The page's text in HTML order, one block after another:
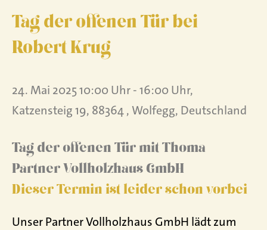
Tag der offenen Tür bei
Robert Krug
24. Mai 2025 10:00 Uhr - 16:00 Uhr,
Katzensteig 19, 88364 , Wolfegg, Deutschland
Tag der offenen Tür mit Thoma
Partner Vollholzhaus GmbH
Dieser Termin ist leider schon vorbei
Unser Partner Vollholzhaus GmbH lädt zum